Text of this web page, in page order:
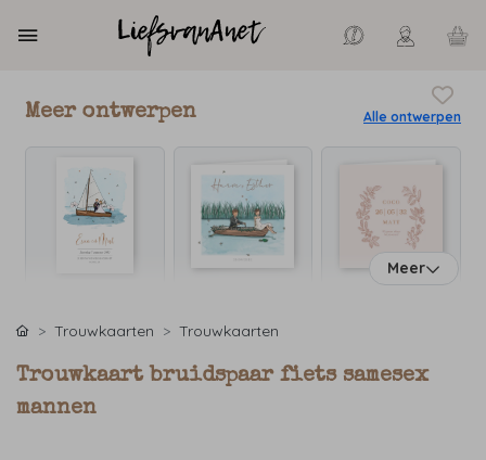
Meer ontwerpen Alle ontwerpen
Meer
Trouwkaarten Trouwkaarten
Trouwkaart bruidspaar fiets samesex
mannen